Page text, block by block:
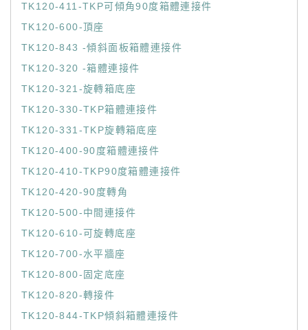
TK120-411-TKP可傾角90度箱體連接件
TK120-600-頂座
TK120-843 -傾斜面板箱體連接件
TK120-320 -箱體連接件
TK120-321-旋轉箱底座
TK120-330-TKP箱體連接件
TK120-331-TKP旋轉箱底座
TK120-400-90度箱體連接件
TK120-410-TKP90度箱體連接件
TK120-420-90度轉角
TK120-500-中間連接件
TK120-610-可旋轉底座
TK120-700-水平牆座
TK120-800-固定底座
TK120-820-轉接件
TK120-844-TKP傾斜箱體連接件